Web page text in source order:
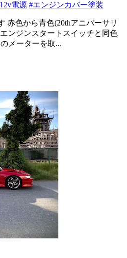
電源 #エンジンカバー塗装
赤色から青色(20thアニバーサリ
ンジンスタートスイッチと同色
メーターを取...